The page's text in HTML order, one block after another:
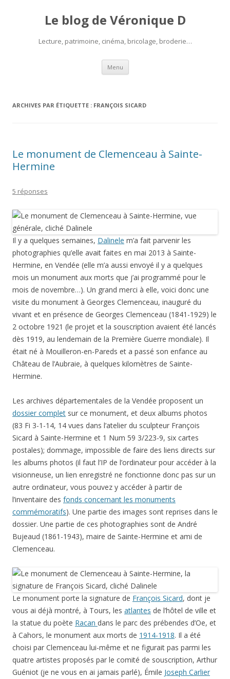
Le blog de Véronique D
Lecture, patrimoine, cinéma, bricolage, broderie…
Menu Aller
contenu
ARCHIVES PAR ÉTIQUETTE : FRANÇOIS SICARD
Le monument de Clemenceau à Sainte-
Hermine
5 réponses
Il y a quelques semaines, Dalinele m’a fait parvenir les
photographies qu’elle avait faites en mai 2013 à Sainte-
Hermine, en Vendée (elle m’a aussi envoyé il y a quelques
mois un monument aux morts que j’ai programmé pour le
mois de novembre…). Un grand merci à elle, voici donc une
visite du monument à Georges Clemenceau, inauguré du
vivant et en présence de Georges Clemenceau (1841-1929) le
2 octobre 1921 (le projet et la souscription avaient été lancés
dès 1919, au lendemain de la Première Guerre mondiale). Il
était né à Mouilleron-en-Pareds et a passé son enfance au
Château de l’Aubraie, à quelques kilomètres de Sainte-
Hermine.
Les archives départementales de la Vendée proposent un
dossier complet sur ce monument, et deux albums photos
(83 Fi 3-1-14, 14 vues dans l’atelier du sculpteur François
Sicard à Sainte-Hermine et 1 Num 59 3/223-9, six cartes
postales); dommage, impossible de faire des liens directs sur
les albums photos (il faut l’IP de l’ordinateur pour accéder à la
visionneuse, un lien enregistré ne fonctionne donc pas sur un
autre ordinateur, vous pouvez y accéder à partir de
l’inventaire des fonds concernant les monuments
commémoratifs). Une partie des images sont reprises dans le
dossier. Une partie de ces photographies sont de André
Bujeaud (1861-1943), maire de Sainte-Hermine et ami de
Clemenceau.
Le monument porte la signature de François Sicard, dont je
vous ai déjà montré, à Tours, les atlantes de l’hôtel de ville et
la statue du poète Racan dans le parc des prébendes d’Oe, et
à Cahors, le monument aux morts de 1914-1918. Il a été
choisi par Clemenceau lui-même et ne figurait pas parmi les
quatre artistes proposés par le comité de souscription, Arthur
Guéniot (je ne vous en ai jamais parlé), Émile Joseph Carlier